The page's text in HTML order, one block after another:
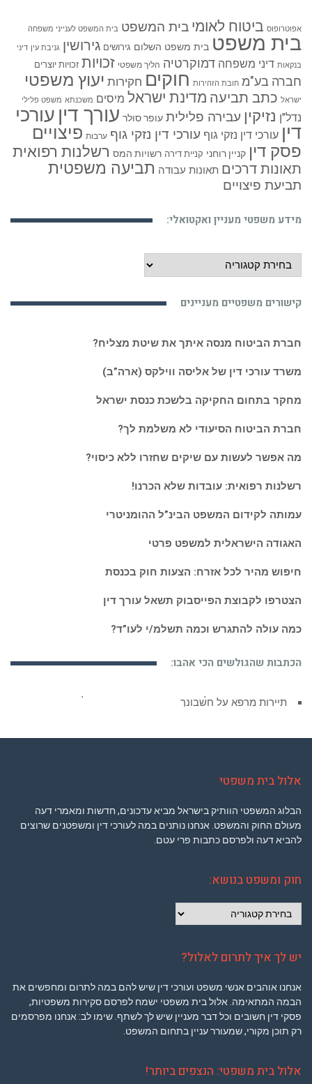
אפוטרופוס ביטוח לאומי בית המשפט בית המשפט לענייני משפחה
בית משפט בית משפט השלום גירושים גירושין גניבת עין דיני
בנקאות דיני משפחה דמוקרטיה הליך משפטי זכויות זכויות יוצרים
חברה בע"מ חובת הזהירות חוקים חקירות יעוץ משפטי
ישראל כתב תביעה מדינת ישראל מיסים משכנתא משפט פלילי
נדל"ן נזיקין עבירה פלילית עופר סולר עורך דין עורכי
דין עורכי דין נזקי גוף עורכי דין נזקי גוף ערבות פיצויים
פסק דין קניין רוחני קניית דירה רשויות המס רשלנות רפואית
תאונות דרכים תאונות עבודה תביעה משפטית
תביעת פיצויים
מידע משפטי מעניין ואקטואלי:
מידע
משפטי
ואקטואלי:
קישורים משפטיים מעניינים
חברת הביטוח מנסה איתך את שיטת מצליח?
משרד עורכי דין של אליסה ווילקס (ארה”ב)
מחקר בתחום החקיקה בלשכת כנסת ישראל
חברת הביטוח הסיעודי לא משלמת לך?
מה אפשר לעשות עם שיקים שחזרו ללא כיסוי?
רשלנות רפואית: עובדות שלא הכרנו!
עמותה לקידום המשפט הבינ”ל ההומניטרי
האגודה הישראלית למשפט פרטי
חיפוש מהיר לכל אזרח: הצעות חוק בכנסת
הצטרפו לקבוצת הפייסבוק תשאל עורך דין
כמה עולה להתגרש וכמה תשלמ/י לעו”ד?
הכתבות שהגולשים הכי אהבו:
תיירות מרפא על חשבונך
אלול בית משפטי
הבלוג המשפטי הוותיק בישראל מביא עדכונים, חדשות ומאמרי דעה
מעולם החוק והמשפט. אנחנו נותנים במה לעורכי דין ומשפטנים שרוצים
להביא דעה ולפרסם כתבות פרי עטם.
חוק ומשפט בנושא:
ומשפט
יש לך איך לתרום לאלול?
אנחנו אוהבים אנשי משפט ועורכי דין שיש להם במה לתרום ומחפשים את
הבמה המתאימה. אלול בית משפטי ישמח לפרסם סקירות משפטיות,
פסקי דין חשובים וכל דבר מעניין שיש לך לשתף. שימו לב: אנחנו מפרסמים
רק תוכן מקורי, שמעורר עניין בתחום המשפט.
אלול בית משפטי: הנצפים ביותר!